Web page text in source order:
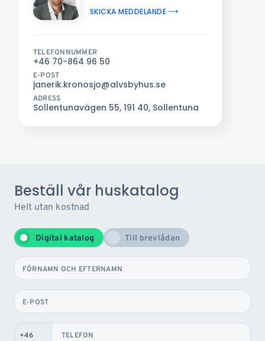
SKICKA MEDDELANDE
TELEFONNUMMER
+46 70-864 96 50
E-POST
janerik.kronosjo@alvsbyhus.se
ADRESS
Sollentunavägen 55, 191 40, Sollentuna
Beställ vår huskatalog
Helt utan kostnad
Digital katalog Till brevlådan
FÖRNAMN OCH EFTERNAMN
E-POST
TELEFON